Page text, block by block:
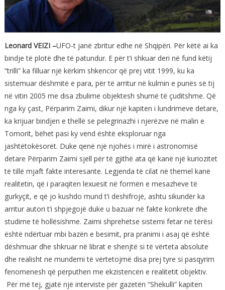
Leonard VEIZI –UFO-t janë zbritur edhe në Shqipëri. Për këtë ai ka
bindje të plotë dhe të patundur. E për t’i shkuar deri në fund këtij
“trilli” ka filluar një kërkim shkencor që prej vitit 1999, ku ka
sistemuar dëshmitë e para, për të arritur në kulmin e punës së tij
në vitin 2005 me disa zbulime objektesh shumë të çuditshme. Që
nga ky çast, Përparim Zaimi, dikur një kapiten i lundrimeve detare,
ka krijuar bindjen e thellë se pelegrinazhi i njerëzve në malin e
Tomorit, bëhet pasi ky vend është eksploruar nga
jashtëtokësorët. Duke qenë një njohës i mirë i astronomisë
detare Përparim Zaimi sjell për të gjithë ata që kanë një kuriozitet
të tillë mjaft fakte interesante. Legjenda të cilat në themel kanë
realitetin, që i paraqiten lexuesit në formën e mesazheve të
gurkyçit, e që jo kushdo mund t’i deshifrojë, ashtu sikundër ka
arritur autori t’i shpjegojë duke u bazuar në fakte konkrete dhe
studime të hollësishme. Zaimi shprehetse sistemi fetar në tërësi
është ndërtuar mbi bazën e besimit, pra pranimi i asaj që është
dëshmuar dhe shkruar në librat e shenjtë si të vërteta absolute
dhe realisht ne mundemi të vërtetojmë disa prej tyre si pasqyrim
fenomenesh që përputhen me ekzistencën e realitetit objektiv.
Për më tej, gjatë një interviste për gazetën “Shekulli” kapiten